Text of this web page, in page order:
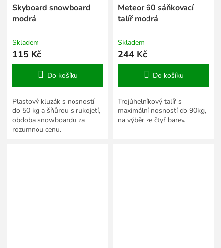
Skyboard snowboard
modrá
Skladem
115 Kč
Do košíku
Plastový kluzák s nosností
do 50 kg a šňůrou s rukojetí,
obdoba snowboardu za
rozumnou cenu.
Meteor 60 sáňkovací
talíř modrá
Skladem
244 Kč
Do košíku
Trojúhelníkový talíř s
maximální nosností do 90kg,
na výběr ze čtyř barev.